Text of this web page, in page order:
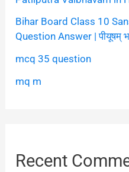
Bihar Board Class 10
Question Answer | पीयूषम्
mcq 35 question
mq m
Recent